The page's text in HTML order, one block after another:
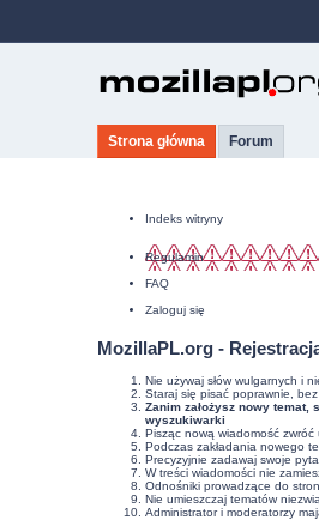
Strona główna Forum
Indeks witryny
Regulamin
FAQ
Zaloguj się
MozillaPL.org -
Nie używaj słów wulgarnych i
Staraj się pisać poprawnie, bez
Zanim założysz nowy
wyszukiwarki
Pisząc nową wiadomość
Podczas zakładania nowego
Precyzyjnie zadawaj swoje
W treści wiadomości nie
Odnośniki prowadzące do
Nie umieszczaj tematów
Administrator i moderatorzy